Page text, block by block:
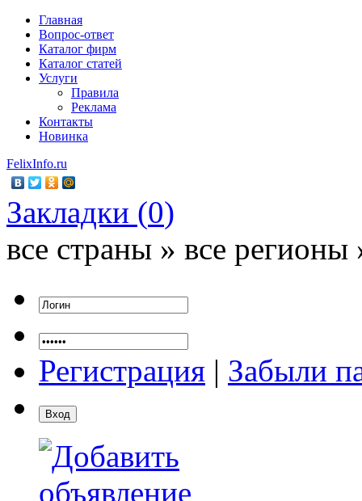
Главная
Вопрос-ответ
Каталог фирм
Каталог статей
Услуги
Правила
Реклама
Контакты
Новинка
FelixInfo.ru
Закладки (0)
все страны » все регионы
Регистрация | Забыли